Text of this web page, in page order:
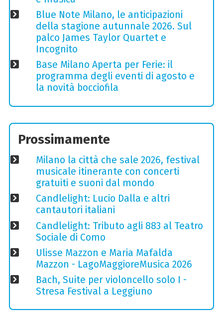
Blue Note Milano, le anticipazioni
della stagione autunnale 2026. Sul
palco James Taylor Quartet e
Incognito
Base Milano Aperta per Ferie: il
programma degli eventi di agosto e
la novità bocciofila
Prossimamente
Milano la città che sale 2026, festival
musicale itinerante con concerti
gratuiti e suoni dal mondo
Candlelight: Lucio Dalla e altri
cantautori italiani
Candlelight: Tributo agli 883 al Teatro
Sociale di Como
Ulisse Mazzon e Maria Mafalda
Mazzon - LagoMaggioreMusica 2026
Bach, Suite per violoncello solo I -
Stresa Festival a Leggiuno